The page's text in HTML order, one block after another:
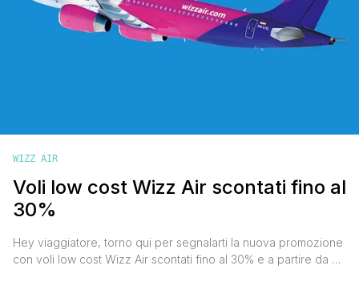
WIZZ AIR
Voli low cost Wizz Air scontati fino al
30%
Hey viaggiatore, torno qui per segnalarti la nuova promozione
con voli low cost Wizz Air scontati fino al 30% e a partire da €